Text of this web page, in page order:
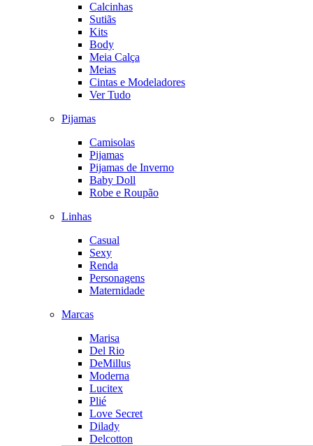
Calcinhas
Sutiãs
Kits
Body
Meia Calça
Meias
Cintas e Modeladores
Ver Tudo
Pijamas
Camisolas
Pijamas
Pijamas de Inverno
Baby Doll
Robe e Roupão
Linhas
Casual
Sexy
Renda
Personagens
Maternidade
Marcas
Marisa
Del Rio
DeMillus
Moderna
Lucitex
Plié
Love Secret
Dilady
Delcotton